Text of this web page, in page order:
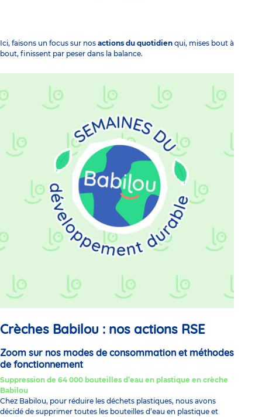
Ici, faisons un focus sur nos actions du quotidien qui, mises bout à
bout, finissent par peser dans la balance.
Crèches Babilou : nos actions RSE
Zoom sur nos modes de consommation et méthodes
de fonctionnement
Suppression de 64 000 bouteilles d’eau en plastique en crèche
Babilou
Chez Babilou, pour réduire les déchets plastiques, nous avons
décidé de supprimer toutes les bouteilles d’eau en plastique et